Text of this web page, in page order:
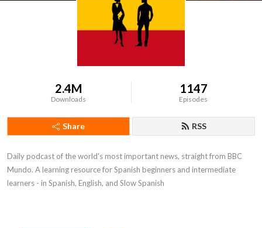
2.4M
Downloads
1147
Episodes
Share RSS
Daily podcast of the world's most important news, straight from BBC
Mundo. A learning resource for Spanish beginners and intermediate
learners - in Spanish, English, and Slow Spanish